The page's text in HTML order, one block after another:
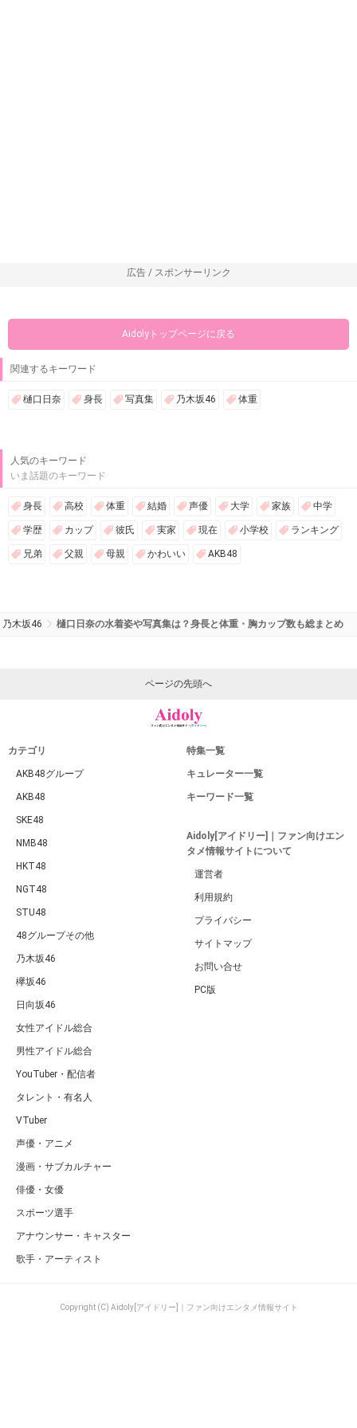
広告 / スポンサーリンク
Aidolyトップページに戻る
関連するキーワード
樋口日奈 身長 写真集 乃木坂46 体重
人気のキーワード
いま話題のキーワード
身長 高校 体重 結婚 声優 大学 家族 中学
学歴 カップ 彼氏 実家 現在 小学校 ランキング
兄弟 父親 母親 かわいい AKB48
乃木坂46 樋口日奈の水着姿や写真集は？身長と体重・胸カップ数も総まとめ
ページの先頭へ
カテゴリ
AKB48グループ
AKB48
SKE48
NMB48
HKT48
NGT48
STU48
48グループその他
乃木坂46
欅坂46
日向坂46
女性アイドル総合
男性アイドル総合
YouTuber・配信者
タレント・有名人
VTuber
声優・アニメ
漫画・サブカルチャー
俳優・女優
スポーツ選手
アナウンサー・キャスター
歌手・アーティスト
特集一覧
キュレーター一覧
キーワード一覧
Aidoly[アイドリー]｜ファン向けエン
タメ情報サイトについて
運営者
利用規約
プライバシー
サイトマップ
お問い合せ
PC版
Copyright (C) Aidoly[アイドリー]｜ファン向けエンタメ情報サイト